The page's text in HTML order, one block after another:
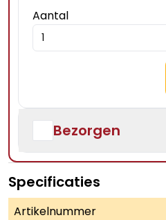
Aantal
Bezorgen
Specificaties
Artikelnummer